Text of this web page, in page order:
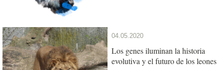
04.05.2020
Los genes iluminan la historia
evolutiva y el futuro de los leones